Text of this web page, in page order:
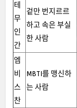
테
무
인
간
겉만 번지르르
하고 속은 부실
한 사람
엠
비
스
찬
MBTI를 맹신하
는 사람